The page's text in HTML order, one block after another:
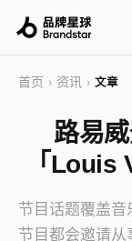
首页 › 资讯 › 文章
路易
「Louis
节目话题覆盖
节目都会邀请从